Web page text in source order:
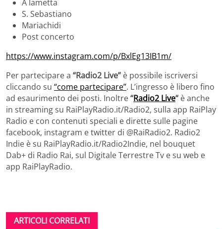
A lametta
S. Sebastiano
Mariachidi
Post concerto
https://www.instagram.com/p/BxlEg13IB1m/
Per partecipare a “Radio2 Live” è possibile iscriversi
cliccando su “come partecipare”. L’ingresso è libero fino
ad esaurimento dei posti. Inoltre“Radio2 Live“ è anche
in streaming su RaiPlayRadio.it/Radio2, sulla app RaiPlay
Radio e con contenuti speciali e dirette sulle pagine
facebook, instagram e twitter di @RaiRadio2. Radio2
Indie è su RaiPlayRadio.it/Radio2Indie, nel bouquet
Dab+ di Radio Rai, sul Digitale Terrestre Tv e su web e
app RaiPlayRadio.
ARTICOLI CORRELATI